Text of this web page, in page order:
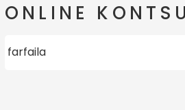
ONLINE